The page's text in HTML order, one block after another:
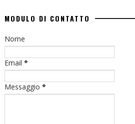
MODULO DI CONTATTO
Nome
Email *
Messaggio *